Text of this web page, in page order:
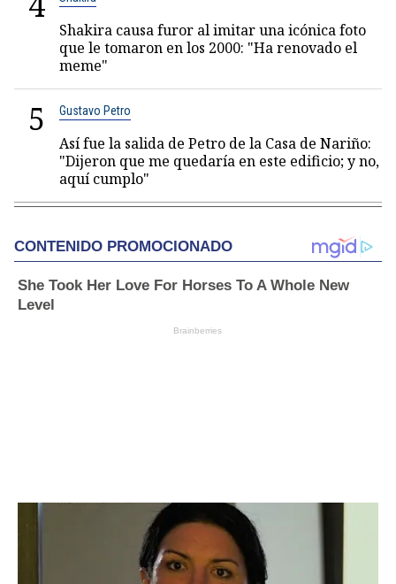
Shakira causa furor al imitar una icónica foto
que le tomaron en los 2000: "Ha renovado el
meme"
5 Gustavo Petro
Así fue la salida de Petro de la Casa de Nariño:
"Dijeron que me quedaría en este edificio; y no,
aquí cumplo"